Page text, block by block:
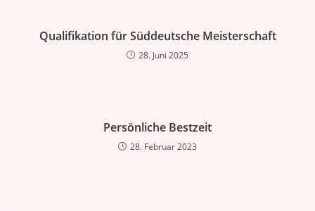
Qualifikation für Süddeutsche Meisterschaft
28. Juni 2025
Persönliche Bestzeit
28. Februar 2023